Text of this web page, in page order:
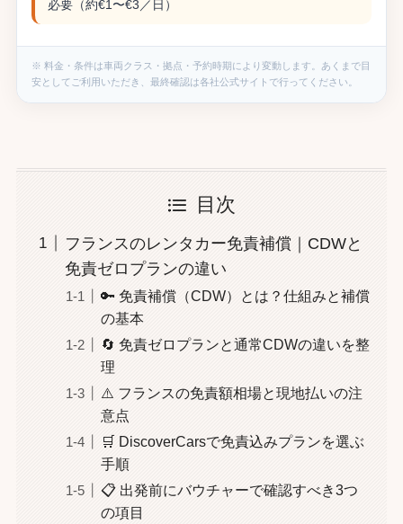
目次
フランスのレンタカー免責補償｜CDWと
免責ゼロプランの違い
🔑 免責補償（CDW）とは？仕組みと補償
の基本
🔄 免責ゼロプランと通常CDWの違いを整
理
⚠️ フランスの免責額相場と現地払いの注
意点
🛒 DiscoverCarsで免責込みプランを選ぶ
手順
📋 出発前にバウチャーで確認すべき3つ
の項目